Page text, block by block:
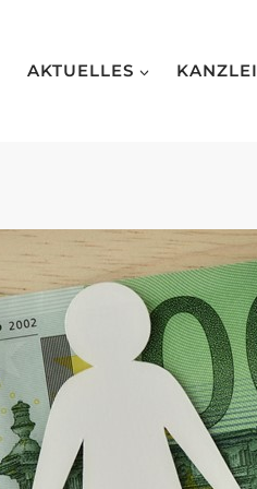
AKTUELLES KANZLEI